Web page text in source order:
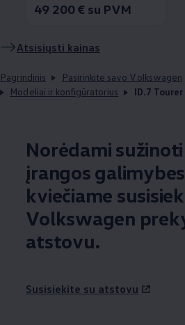
49 200 € su PVM
Atsisiųsti kainas
Pagrindinis
Pasirinkite savo Volkswagen
Modeliai ir konfigūratorius
ID.7 Tourer
Norėdami
įrangos
kviečiame
Volkswagen
atstovu.
Susisiekite su atstovu